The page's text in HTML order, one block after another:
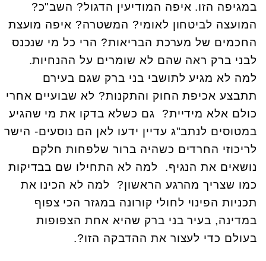
במגיפה הזו. איפה המודיעין הדגול? השב"כ?
המועצה לביטחון לאומי? המשטרה? איפה מועצת
החכמים של מערכת הבריאות? הרי כל מי שנכנס
לבני ברק ראה שהם לא שומרים על ההנחיות.
למה לא מגיע לתושבי בני ברק שגם בעירם
תתבצע אכיפת החוק והתקנות? לא שבועיים אחרי
כולם אלא מידיית? גם כשלא בדקו את מי שהגיע
במטוסים לנתב"ג עדיין ידעו לאן הם נוסעים- הישר
לריכוזי החרדים כשהיה ברור שלפחות חלקם
נושאים את הנגיף. למה לא התחילו שם בבדיקות
כמו שצריך מהרגע הראשון? למה לא הכינו את
תכניות הפינוי לחולי קורונה במגזר הכי צפוף
במדינה, בעיר בני ברק שהיא אחת הצפופות
בעולם כדי לעצור את ההדבקה הזו?.